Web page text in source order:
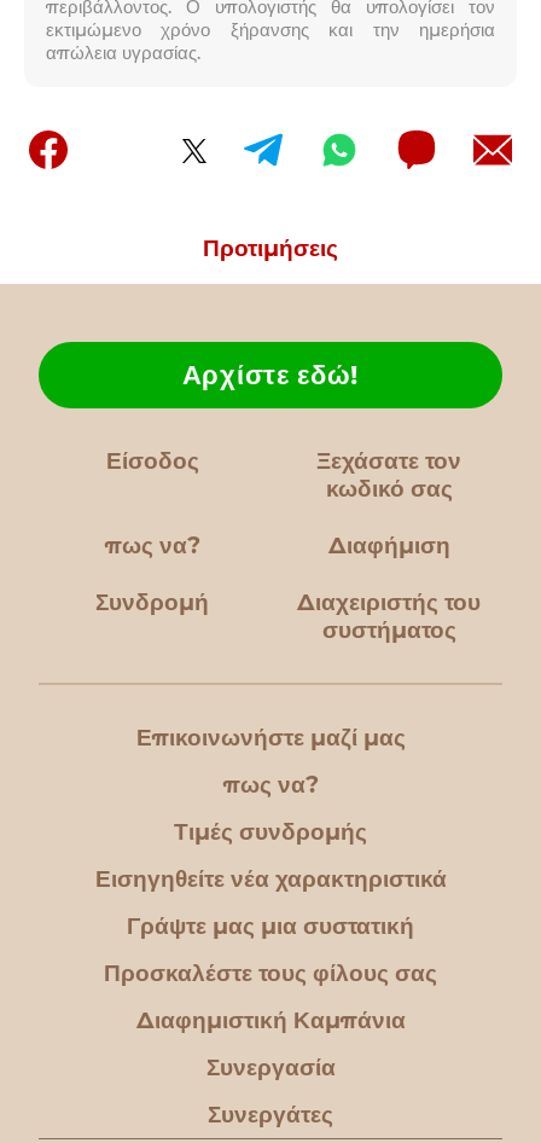
περιβάλλοντος. Ο υπολογιστής θα υπολογίσει τον
εκτιμώμενο χρόνο ξήρανσης και την ημερήσια
απώλεια υγρασίας.
Προτιμήσεις
Είσοδος
Ξεχάσατε τον
κωδικό σας
πως να?
Αρχίστε εδώ!
Διαφήμιση
Συνδρομή
Διαχειριστής του
συστήματος
Επικοινωνήστε μαζί μας
πως να?
Τιμές συνδρομής
Εισηγηθείτε νέα χαρακτηριστικά
Γράψτε μας μια συστατική
Προσκαλέστε τους φίλους σας
Διαφημιστική Καμπάνια
Συνεργασία
Συνεργάτες